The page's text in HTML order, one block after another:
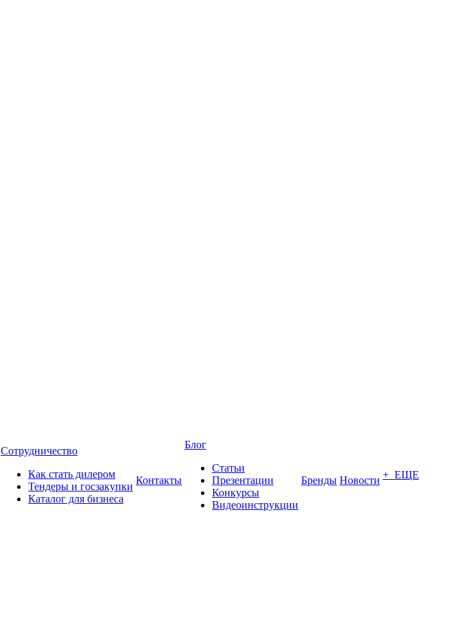
Сотрудничество
Как стать дилером
Тендеры и госзакупки
Каталог для бизнеса
Контакты
Блог
Статьи
Презентации
Конкурсы
Видеоинструкции
Бренды Новости + ЕЩЕ